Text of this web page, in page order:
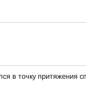
в точку притяжения